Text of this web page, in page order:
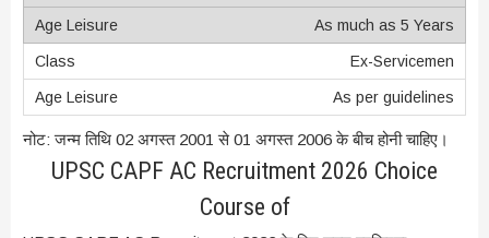
As much as 5 Years
Ex-Servicemen
As per guidelines
नोट: जन्म तिथि 02 अगस्त 2001 से 01 अगस्त 2006 के बीच होनी चाहिए।
UPSC CAPF AC Recruitment 2026 Choice
Course of